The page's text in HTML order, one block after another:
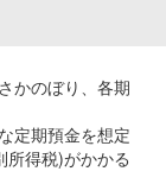
かのぼり、各期
定期預金を想定
所得税)がかかる